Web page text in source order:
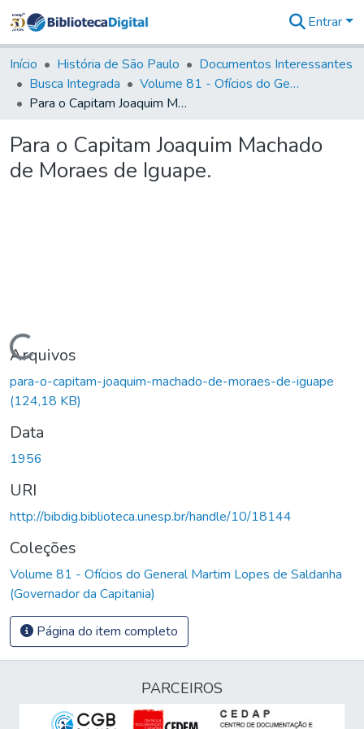
&
Coleções
Tudo na
Biblioteca
Estatísticas
Entrar
Início História de São Paulo
Documentos Interessantes
Busca Integrada
Volume 81 - Ofícios do General Martim Lopes de Saldanha (Governador da Capitania)
Para o Capitam Joaquim Machado de Moraes de Iguape.
Para o Capitam Joaquim Machado
de Moraes de Iguape.
Carregando...
Arquivos
para-o-capitam-joaquim-machado-de-moraes-de-iguape
(124,18 KB)
Data
1956
URI
http://bibdig.biblioteca.unesp.br/handle/10/18144
Coleções
Volume 81 - Ofícios do General Martim Lopes de Saldanha
(Governador da Capitania)
Página do item completo
PARCEIROS